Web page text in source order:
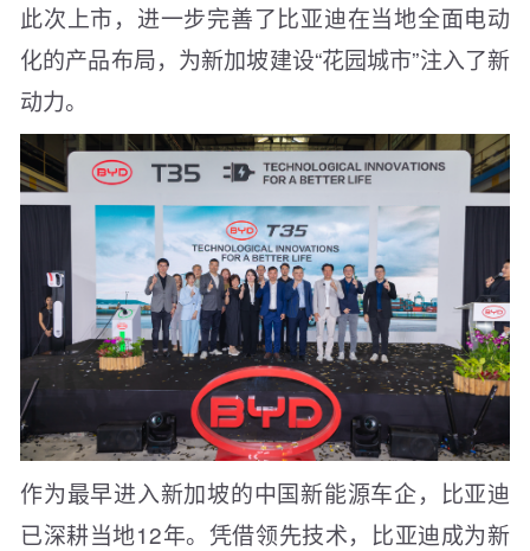
此次上市，进一步完善了比亚迪在当地全面电动
化的产品布局，为新加坡建设“花园城市”注入了新
动力。
作为最早进入新加坡的中国新能源车企，比亚迪
已深耕当地12年。凭借领先技术，比亚迪成为新